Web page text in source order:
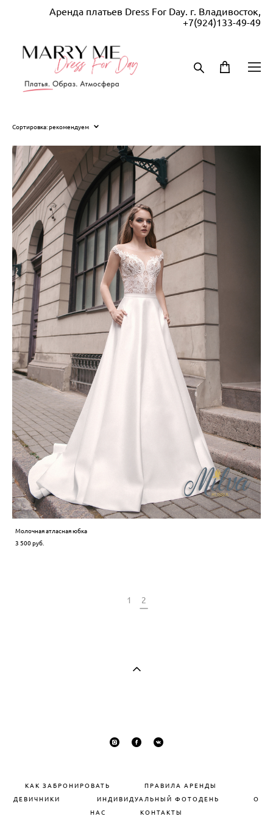
Аренда платьев Dress For Day. г. Владивосток,
+7(924)133-49-49
Сортировка:рекомендуем
Молочная атласная юбка
3 500 pуб.
1 2
КАК ЗАБРОНИРОВАТЬ ПРАВИЛА АРЕНДЫ
ДЕВИЧНИКИ
ИНДИВИДУАЛЬНЫЙ ФОТОДЕНЬ
О
НАС
КОНТАКТЫ